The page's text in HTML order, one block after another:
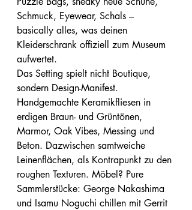
Schmuck, Eyewear, Schals –
basically alles, was deinen
Kleiderschrank offiziell zum Museum
aufwertet.
Das Setting spielt nicht Boutique,
sondern Design-Manifest.
Handgemachte Keramikfliesen in
erdigen Braun- und Grüntönen,
Marmor, Oak Vibes, Messing und
Beton. Dazwischen samtweiche
Leinenflächen, als Kontrapunkt zu den
roughen Texturen. Möbel? Pure
Sammlerstücke: George Nakashima
und Isamu Noguchi chillen mit Gerrit